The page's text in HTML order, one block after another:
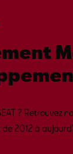
? Retrouvez
2012 à